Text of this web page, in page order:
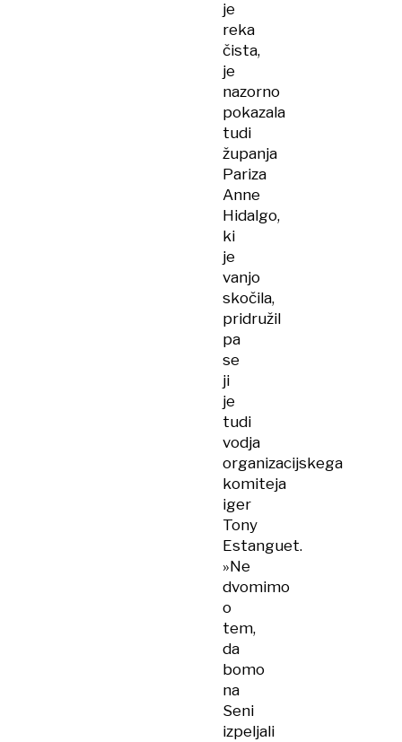
je
reka
čista,
je
nazorno
pokazala
tudi
županja
Pariza
Anne
Hidalgo,
ki
je
vanjo
skočila,
pridružil
pa
se
ji
je
tudi
vodja
organizacijskega
komiteja
iger
Tony
Estanguet.
»Ne
dvomimo
o
tem,
da
bomo
na
Seni
izpeljali